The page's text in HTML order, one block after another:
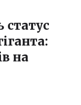
на